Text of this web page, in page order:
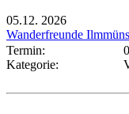
05.12. 2026
Wanderfreunde
Termin:
Kategorie: